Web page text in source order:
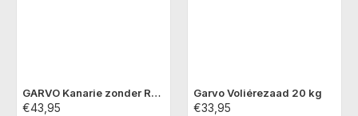
GARVO Kanarie zonder Raap 5371 20 kg
€43,95
Garvo Voliérezaad 20 kg
€33,95